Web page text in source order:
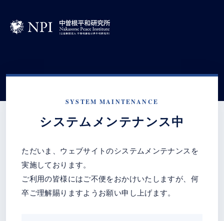
SYSTEM MAINTENANCE
システムメンテナンス中
ただいま、ウェブサイトのシステムメンテナンスを
実施しております。
ご利用の皆様にはご不便をおかけいたしますが、何
卒ご理解賜りますようお願い申し上げます。